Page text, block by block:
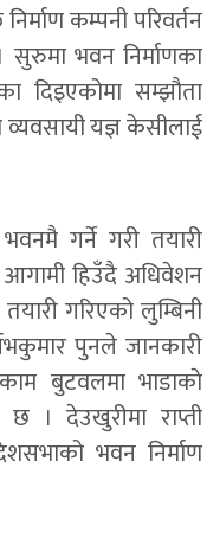
कम्पनी परिवर्तन
सुरुमा भवन निर्माणका
दिइएकोमा सम्झौता
यज्ञ केसीलाई
गर्ने गरी तयारी
हिउँदै अधिवेशन
गरिएको लुम्बिनी
पुनले जानकारी
बुटवलमा भाडाकाे
। देउखुरीमा राप्ती
भवन निर्माण